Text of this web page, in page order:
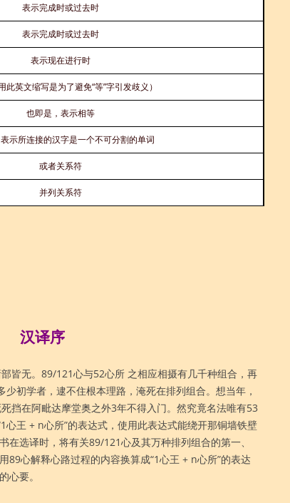
表示完成时或过去时
表示完成时或过去时
表示现在进行时
此英文缩写是为了避免“等”字引发歧义）
也即是，表示相等
示所连接的汉字是一个不可分割的单词
或者关系符
并列关系符
汉译序
皆无。89/121心与52心所 之相应相摄有几千种组合，再
初学者，逮不住根本理路，淹死在排列组合。想当年，
挡在阿毗达摩堂奥之外3年不得入门。然究竟名法唯有53
王 + n心所”的表达式，使用此表达式能绕开那铜墙铁壁
在选译时，将有关89/121心及其万种排列组合的第一、
89心解释心路过程的内容换算成“1心王 + n心所”的表达
心要。